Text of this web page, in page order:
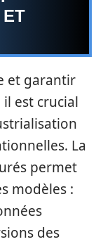
et garantir
est crucial
La
permet
modèles :
des